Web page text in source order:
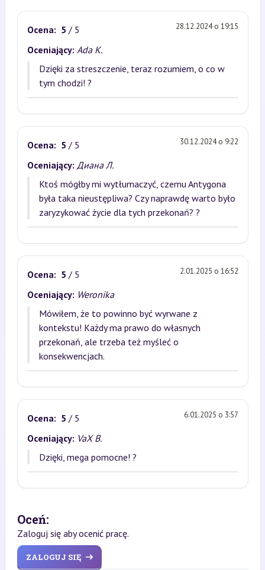
Ocena: 5 / 5 28.12.2024 o 19:15
Oceniający: Ada K.
Dzięki za streszczenie, teraz rozumiem, o co w
tym chodzi! ?
Ocena: 5 / 5 30.12.2024 o 9:22
Oceniający: Диана Л.
Ktoś mógłby mi wytłumaczyć, czemu Antygona
była taka nieustępliwa? Czy naprawdę warto było
zaryzykować życie dla tych przekonań? ?
Ocena: 5 / 5 2.01.2025 o 16:52
Oceniający: Weronika
Mówiłem, że to powinno być wyrwane z
kontekstu! Każdy ma prawo do własnych
przekonań, ale trzeba też myśleć o
konsekwencjach.
Ocena: 5 / 5 6.01.2025 o 3:57
Oceniający: VaX B.
Dzięki, mega pomocne! ?
Oceń:
Zaloguj się aby ocenić pracę.
ZALOGUJ SIĘ